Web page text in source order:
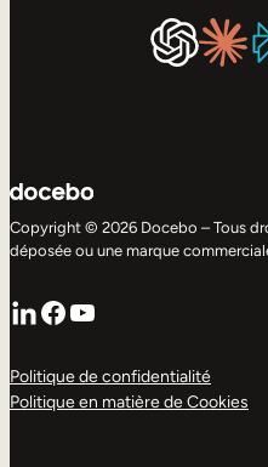
Copyright © 2026 Docebo – Tous
déposée ou une marque
LinkedIn
Facebook
YouTube
Politique de confidentialité
Politique en matière de Cookies